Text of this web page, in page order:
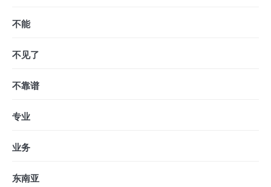
不能
不见了
不靠谱
专业
业务
东南亚